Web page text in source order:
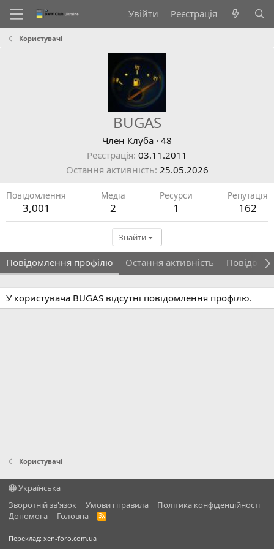
Увійти Реєстрація
Користувачі
BUGAS
Член Клуба · 48
Реєстрація 03.11.2011
Остання активність 25.05.2026
Повідомлення
3,001
Медіа
2
Ресурси
1
Репутація
162
Знайти
Повідомлення профілю Остання активність
У користувача BUGAS відсутні повідомлення профілю.
Користувачі
Українська
Зворотній зв'язок
Умови і правила
Політика конфіденційності
Дoпoмoга
Головна
R
Переклад: xen-foro.com.ua